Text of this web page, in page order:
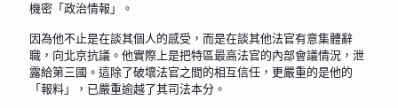
機密「政治情報」。
因為他不止是在談其個人的感受，而是在談其他法官有意集體辭
職，向北京抗議。他實際上是把特區最高法官的內部會議情況，泄
露給第三國。這除了破壞法官之間的相互信任，更嚴重的是他的
「報料」，已嚴重逾越了其司法本分。